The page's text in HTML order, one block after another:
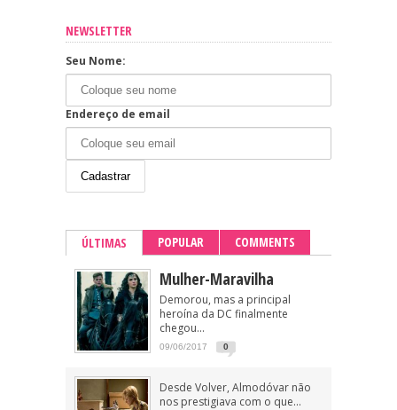
NEWSLETTER
Seu Nome:
Endereço de email
ÚLTIMAS POPULAR COMMENTS
Mulher-Maravilha
Demorou, mas a principal
heroína da DC finalmente
chegou...
09/06/2017 0
Desde Volver, Almodóvar não
nos prestigiava com o que...